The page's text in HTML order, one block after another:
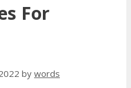
For
by words